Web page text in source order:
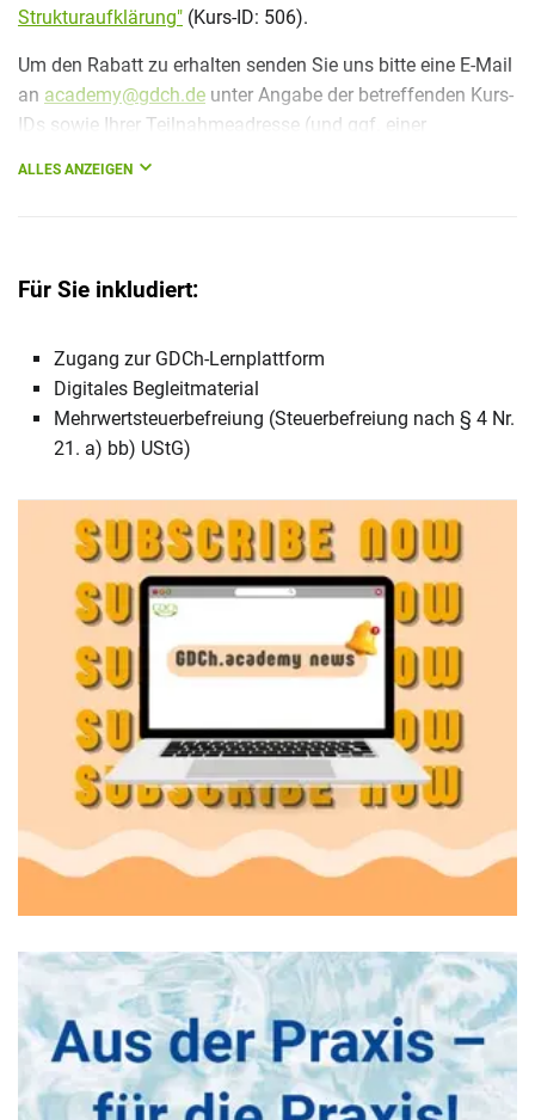
Strukturaufklärung" (Kurs-ID: 506).
Um den Rabatt zu erhalten senden Sie uns bitte eine E-Mail
an academy@gdch.de unter Angabe der betreffenden Kurs-
IDs sowie Ihrer Teilnahmeadresse (und ggf. einer
ALLES ANZEIGEN
Für Sie inkludiert:
Zugang zur GDCh-Lernplattform
Digitales Begleitmaterial
Mehrwertsteuerbefreiung (Steuerbefreiung nach § 4 Nr.
21. a) bb) UStG)